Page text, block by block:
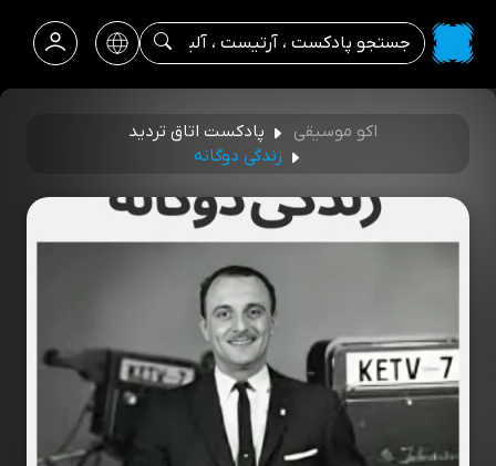
اکو موسیقی
پادکست اتاق تردید
زندگی دوگانه